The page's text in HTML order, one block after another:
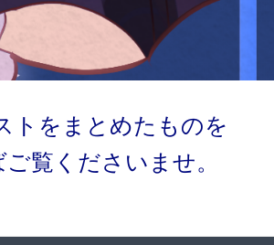
トをまとめたものを
覧くださいませ。